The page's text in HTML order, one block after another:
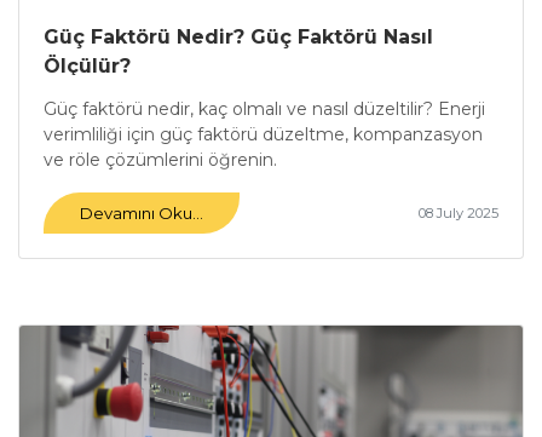
Güç Faktörü Nedir? Güç Faktörü Nasıl
Ölçülür?
Güç faktörü nedir, kaç olmalı ve nasıl düzeltilir? Enerji
verimliliği için güç faktörü düzeltme, kompanzasyon
ve röle çözümlerini öğrenin.
Devamını Oku... 08 July 2025